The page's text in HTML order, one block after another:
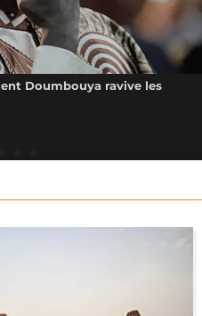
Doumbouya ravive les